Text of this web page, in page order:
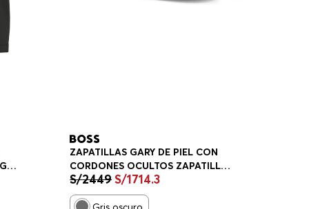
ZAPATILLAS GARY DE PIEL CON
CORDONES OCULTOS ZAPATILLAS
HOMBRE
S/2449S/1714.3